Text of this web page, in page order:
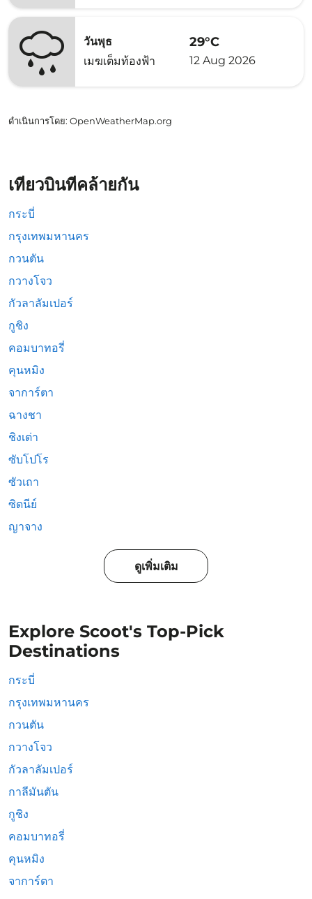
วันพุธ
เมฆเต็มท้องฟ้า
29°C
12 Aug 2026
ดำเนินการโดย: OpenWeatherMap.org
เที่ยวบินที่คล้ายกัน
กระบี่
กรุงเทพมหานคร
กวนตัน
กวางโจว
กัวลาลัมเปอร์
กูชิง
คอมบาทอรี่
คุนหมิง
จาการ์ตา
ฉางชา
ชิงเต่า
ซับโปโร
ซัวเถา
ซิดนีย์
ญาจาง
ดูเพิ่มเติม
Explore Scoot's Top-Pick
Destinations
กระบี่
กรุงเทพมหานคร
กวนตัน
กวางโจว
กัวลาลัมเปอร์
กาลีมันตัน
กูชิง
คอมบาทอรี่
คุนหมิง
จาการ์ตา